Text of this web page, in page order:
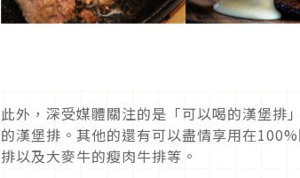
此外，深受媒體關注的是「可以喝的漢堡排
的漢堡排。其他的還有可以盡情享用在
排以及大麥牛的瘦肉牛排等。